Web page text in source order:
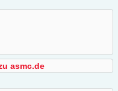
asmc.de